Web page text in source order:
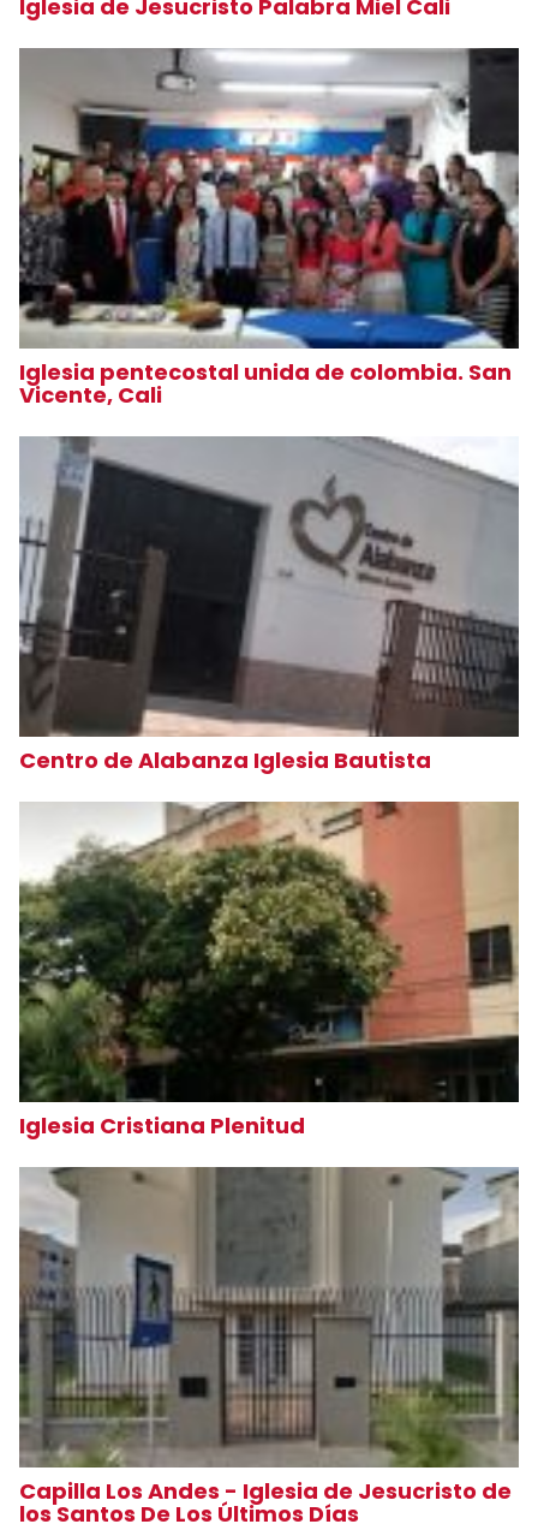
Iglesia de Jesucristo Palabra Miel Cali
Iglesia pentecostal unida de colombia. San
Vicente, Cali
Centro de Alabanza Iglesia Bautista
Iglesia Cristiana Plenitud
Capilla Los Andes - Iglesia de Jesucristo de
los Santos De Los Últimos Días